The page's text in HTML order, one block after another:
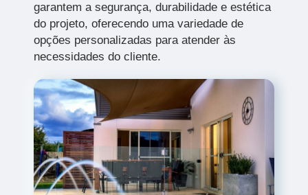
garantem a segurança, durabilidade e estética
do projeto, oferecendo uma variedade de
opções personalizadas para atender às
necessidades do cliente.